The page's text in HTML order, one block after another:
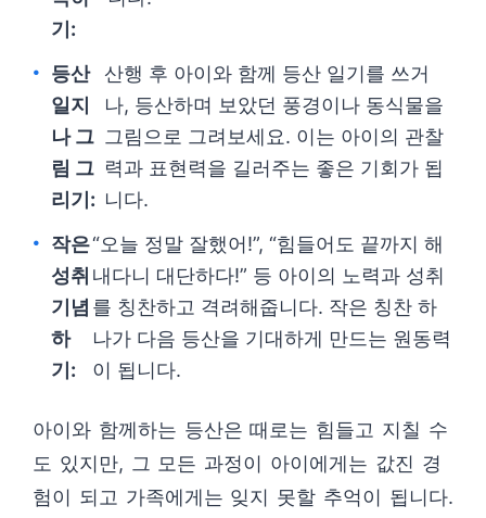
기:
등산
일지
나 그
림 그
리기:
산행 후 아이와 함께 등산 일기를 쓰거
나, 등산하며 보았던 풍경이나 동식물을
그림으로 그려보세요. 이는 아이의 관찰
력과 표현력을 길러주는 좋은 기회가 됩
니다.
작은
성취
기념
하
기:
“오늘 정말 잘했어!”, “힘들어도 끝까지 해
내다니 대단하다!” 등 아이의 노력과 성취
를 칭찬하고 격려해줍니다. 작은 칭찬 하
나가 다음 등산을 기대하게 만드는 원동력
이 됩니다.
아이와 함께하는 등산은 때로는 힘들고 지칠 수
도 있지만, 그 모든 과정이 아이에게는 값진 경
험이 되고 가족에게는 잊지 못할 추억이 됩니다.